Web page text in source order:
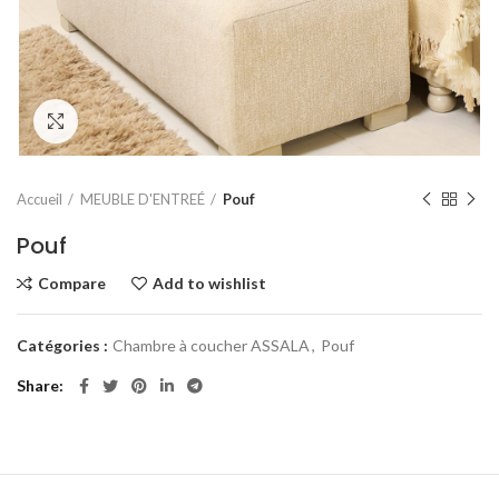
Click to enlarge
Accueil MEUBLE D'ENTREÉ Pouf
Pouf
Compare Add to wishlist
Catégories : Chambre à coucher ASSALA, Pouf
Share